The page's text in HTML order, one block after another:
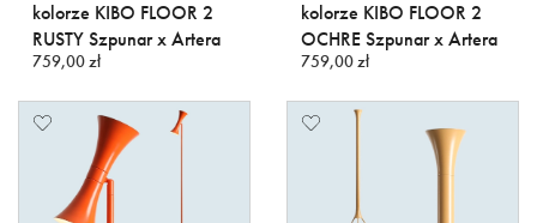
kolorze KIBO FLOOR 2
RUSTY Szpunar x Artera
759,00 zł
kolorze KIBO FLOOR 2
OCHRE Szpunar x Artera
759,00 zł